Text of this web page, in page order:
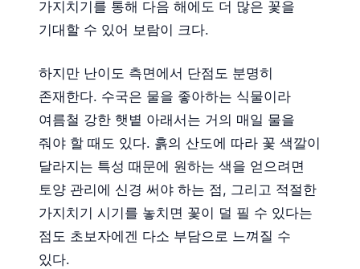
가지치기를 통해 다음 해에도 더 많은 꽃을
기대할 수 있어 보람이 크다.
하지만 난이도 측면에서 단점도 분명히
존재한다. 수국은 물을 좋아하는 식물이라
여름철 강한 햇볕 아래서는 거의 매일 물을
줘야 할 때도 있다. 흙의 산도에 따라 꽃 색깔이
달라지는 특성 때문에 원하는 색을 얻으려면
토양 관리에 신경 써야 하는 점, 그리고 적절한
가지치기 시기를 놓치면 꽃이 덜 필 수 있다는
점도 초보자에겐 다소 부담으로 느껴질 수
있다.